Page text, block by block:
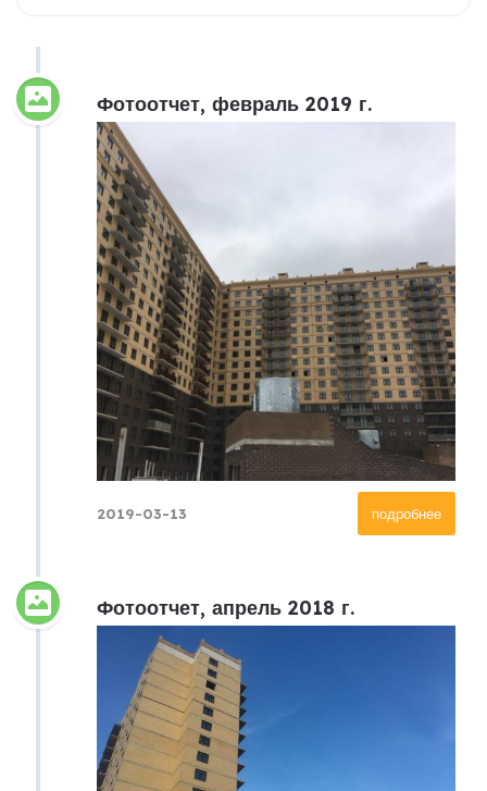
Фотоотчет, февраль 2019 г.
подробнее
2019-03-13
Фотоотчет, апрель 2018 г.